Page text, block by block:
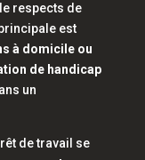
respects de
est
à domicile ou
de handicap
un
de travail se